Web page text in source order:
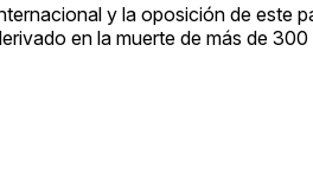
y la oposición de este
en la muerte de más de